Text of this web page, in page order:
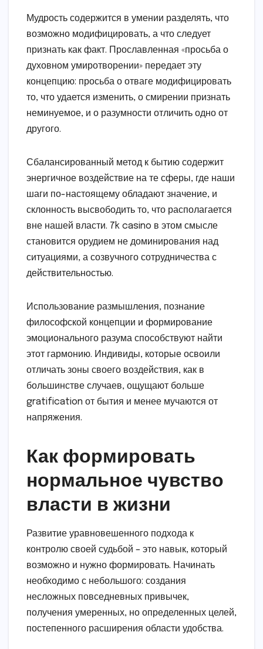
Мудрость содержится в умении разделять, что
возможно модифицировать, а что следует
признать как факт. Прославленная «просьба о
духовном умиротворении» передает эту
концепцию: просьба о отваге модифицировать
то, что удается изменить, о смирении признать
неминуемое, и о разумности отличить одно от
другого.
Сбалансированный метод к бытию содержит
энергичное воздействие на те сферы, где наши
шаги по-настоящему обладают значение, и
склонность высвободить то, что располагается
вне нашей власти. 7k casino в этом смысле
становится орудием не доминирования над
ситуациями, а созвучного сотрудничества с
действительностью.
Использование размышления, познание
философской концепции и формирование
эмоционального разума способствуют найти
этот гармонию. Индивиды, которые освоили
отличать зоны своего воздействия, как в
большинстве случаев, ощущают больше
gratification от бытия и менее мучаются от
напряжения.
Как формировать
нормальное чувство
власти в жизни
Развитие уравновешенного подхода к
контролю своей судьбой – это навык, который
возможно и нужно формировать. Начинать
необходимо с небольшого: создания
несложных повседневных привычек,
получения умеренных, но определенных целей,
постепенного расширения области удобства.